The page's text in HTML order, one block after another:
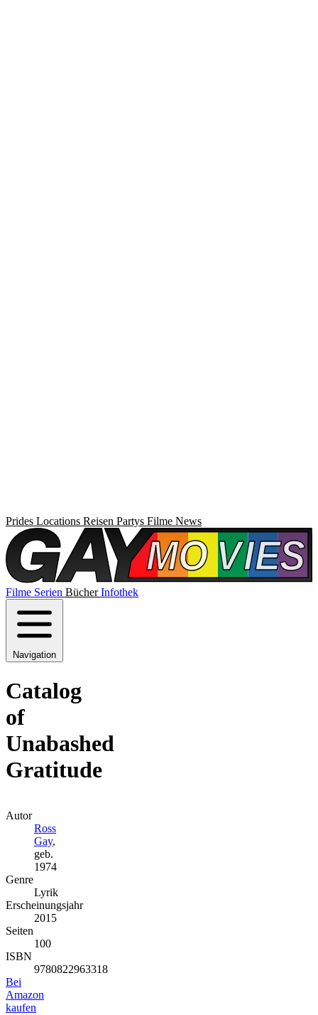
Prides Locations Reisen Partys Filme News
Filme Serien BücherInfothek
Navigation
Catalog
of
Unabashed
Gratitude
Autor
Ross
Gay,
geb.
1974
Genre
Lyrik
Erscheinungsjahr
2015
Seiten
100
ISBN
9780822963318
Bei
Amazon
kaufen